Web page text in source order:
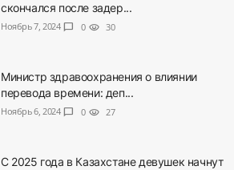
скончался после задер...
Ноябрь 7, 2024 chat_bubble 0 visibility 30
Министр здравоохранения о влиянии
перевода времени: деп...
Ноябрь 6, 2024 chat_bubble 0 visibility 27
С 2025 года в Казахстане девушек начнут